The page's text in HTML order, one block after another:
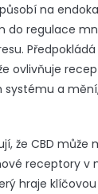
na
do regulace
Předpokládá
ovlivňuje
a
že CBD může
receptory v
hraje